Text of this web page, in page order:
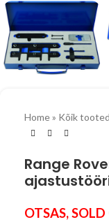
Home» Kõik tooted
Range
OTSAS,